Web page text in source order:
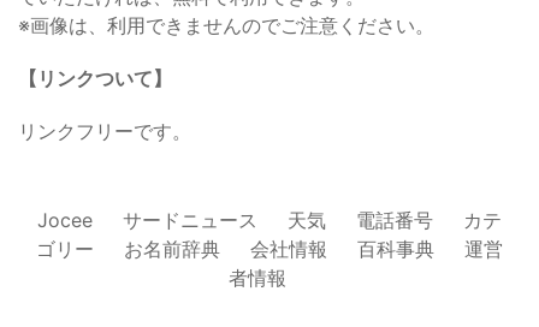
※画像は、利用できませんのでご注意ください。
【リンクついて】
リンクフリーです。
Jocee サードニュース 天気 電話番号
カテ
ゴリー
お名前辞典 会社情報 百科事典
運営
者情報